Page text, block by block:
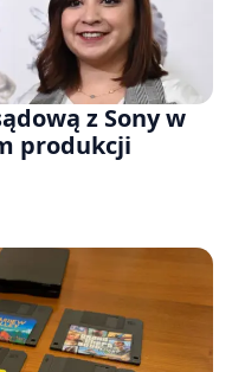
z Sony w
produkcji